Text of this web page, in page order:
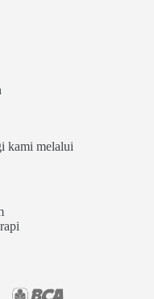
kami melalui